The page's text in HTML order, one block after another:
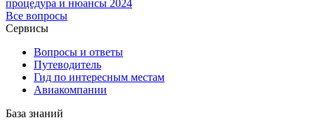
процедура и нюансы 2024
Все вопросы
Сервисы
Вопросы и ответы
Путеводитель
Гид по интересным местам
Авиакомпании
База знаний